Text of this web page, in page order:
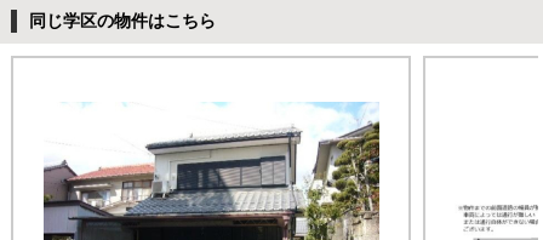
同じ学区の物件はこちら